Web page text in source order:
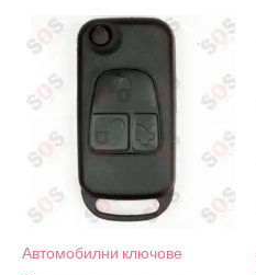
Автомобилни ключове